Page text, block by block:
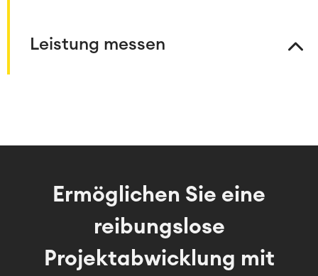
Leistung messen
Ermöglichen Sie eine
reibungslose
Projektabwicklung mit